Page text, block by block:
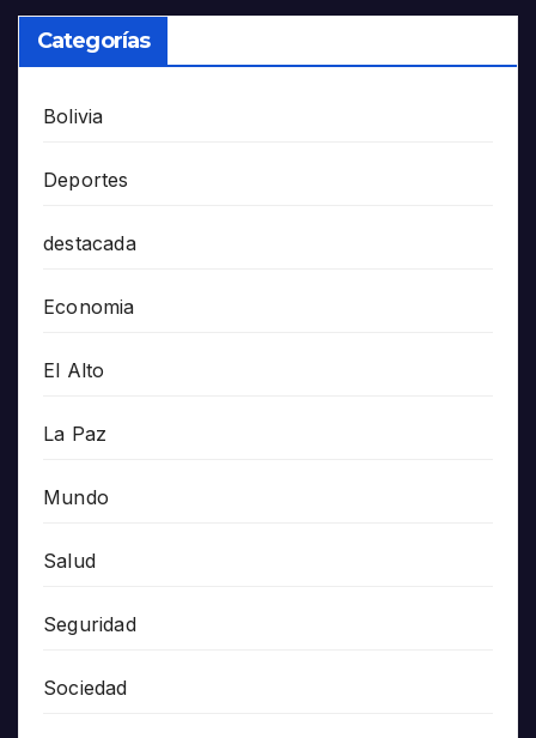
Categorías
Bolivia
Deportes
destacada
Economia
El Alto
La Paz
Mundo
Salud
Seguridad
Sociedad